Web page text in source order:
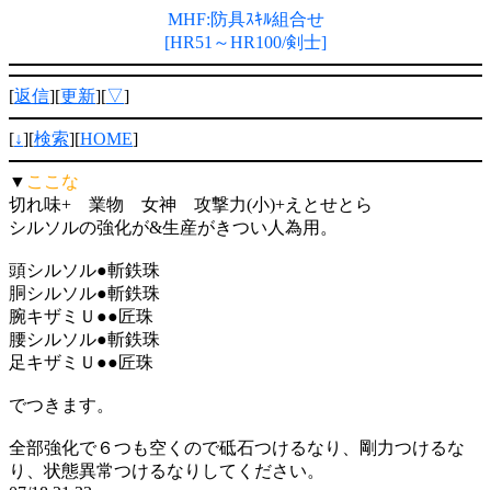
MHF:防具ｽｷﾙ組合せ
[HR51～HR100/剣士]
[返信][更新][▽]
[↓][検索][HOME]
▼ ここな
切れ味+ 業物 女神 攻撃力(小)+えとせとら
シルソルの強化が&生産がきつい人為用。
頭シルソル●斬鉄珠
胴シルソル●斬鉄珠
腕キザミＵ●●匠珠
腰シルソル●斬鉄珠
足キザミＵ●●匠珠
でつきます。
全部強化で６つも空くので砥石つけるなり、剛力つけるな
り、状態異常つけるなりしてください。